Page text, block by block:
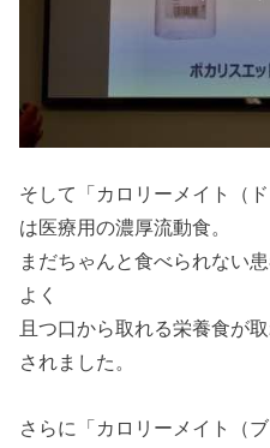
そして「カロリーメイト（
は医療用の濃厚流動食。
まだちゃんと食べられない
よく
且つ口から取れる栄養食が
されました。
さらに「カロリーメイト（